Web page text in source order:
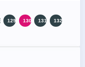
129 130 131 132